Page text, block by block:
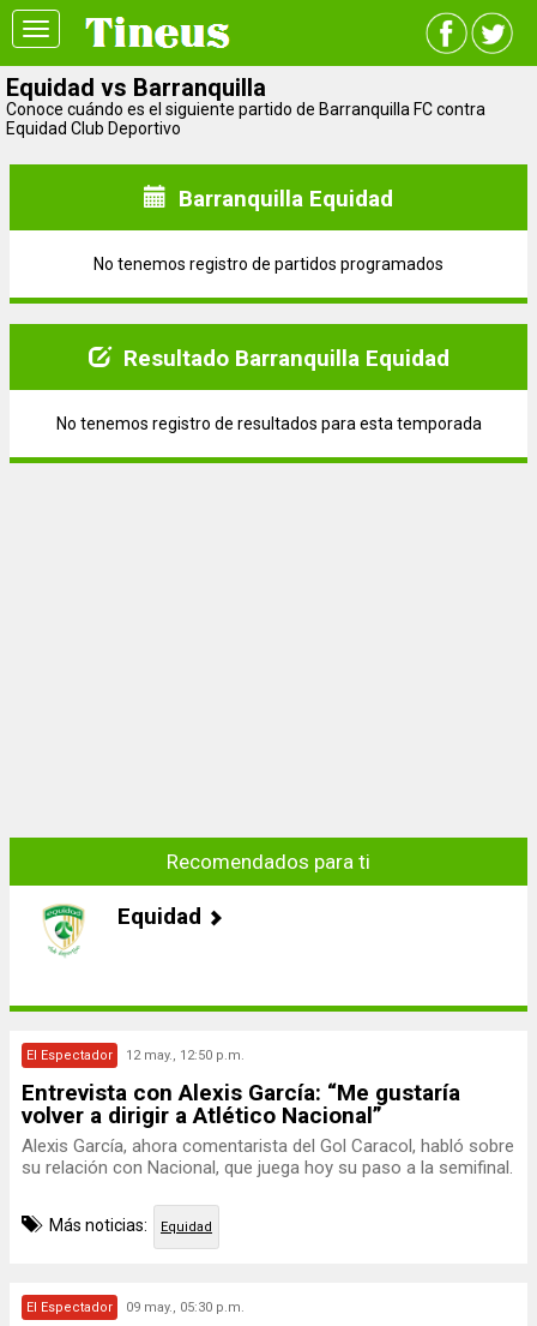
Toggle
navigation
Equidad vs Barranquilla
Conoce cuándo es el siguiente partido de Barranquilla FC contra
Equidad Club Deportivo
Barranquilla Equidad
No tenemos registro de partidos programados
Resultado Barranquilla Equidad
No tenemos registro de resultados para esta temporada
Recomendados para ti
Equidad
El Espectador 12 may., 12:50 p.m.
Entrevista con Alexis García: “Me gustaría
volver a dirigir a Atlético Nacional”
Alexis García, ahora comentarista del Gol Caracol, habló sobre
su relación con Nacional, que juega hoy su paso a la semifinal.
Más noticias: Equidad
El Espectador 09 may., 05:30 p.m.